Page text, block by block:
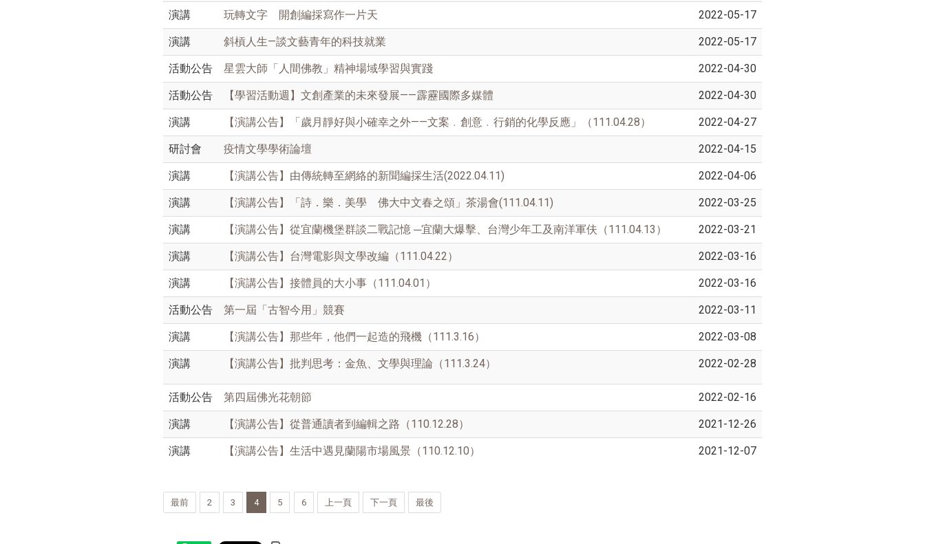
演講 玩轉文字 開創編採寫作一片天 2022-05-17
演講 斜槓人生—談文藝青年的科技就業 2022-05-17
活動公告 星雲大師「人間佛教」精神場域學習與實踐 2022-04-30
活動公告 【學習活動週】文創產業的未來發展——霹靂國際多媒體 2022-04-30
演講 【演講公告】「歲月靜好與小確幸之外——文案﹒創意﹒行銷的化學反應」（111.04.28） 2022-04-27
研討會 疫情文學學術論壇 2022-04-15
演講 【演講公告】由傳統轉至網絡的新聞編採生活(2022.04.11) 2022-04-06
演講 【演講公告】「詩．樂．美學 佛大中文春之頌」茶湯會(111.04.11) 2022-03-25
演講 【演講公告】從宜蘭機堡群談二戰記憶 ─宜蘭大爆擊、台灣少年工及南洋軍伕（111.04.13） 2022-03-21
演講 【演講公告】台灣電影與文學改編（111.04.22） 2022-03-16
演講 【演講公告】接體員的大小事（111.04.01） 2022-03-16
活動公告 第一屆「古智今用」競賽 2022-03-11
演講 【演講公告】那些年，他們一起造的飛機（111.3.16） 2022-03-08
演講 【演講公告】批判思考：金魚、文學與理論（111.3.24） 2022-02-28
活動公告 第四屆佛光花朝節 2022-02-16
演講 【演講公告】從普通讀者到編輯之路（110.12.28） 2021-12-26
演講 【演講公告】生活中遇見蘭陽市場風景（110.12.10） 2021-12-07
最前 2 3 4 5 6 上一頁 下一頁 最後